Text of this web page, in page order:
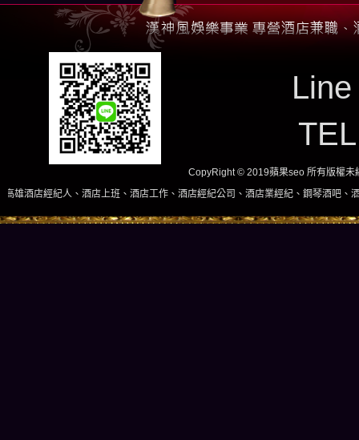
CopyRight © 2019蘋果seo 所有版權未
酒店上班、酒店工作、酒店經紀公司、酒店業經紀、鋼琴酒吧、酒店小姐、